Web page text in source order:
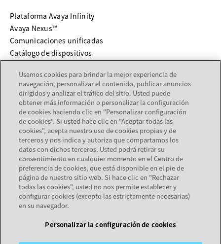
Plataforma Avaya Infinity
Avaya Nexus™
Comunicaciones unificadas
Catálogo de dispositivos
SERVICIOS Y SOPORTE
Soportese abre en una pestaña nueva
Documentaciónse abre en una pestaña nueva
Servicios
Localizador de socios
EMPRESA
Acerca de Avaya
Carreras
Usamos cookies para brindar la mejor experiencia de
navegación, personalizar el contenido, publicar anuncios
dirigidos y analizar el tráfico del sitio. Usted puede
obtener más información o personalizar la configuración
de cookies haciendo clic en "Personalizar configuración
de cookies". Si usted hace clic en "Aceptar todas las
cookies", acepta nuestro uso de cookies propias y de
terceros y nos indica y autoriza que compartamos los
datos con dichos terceros. Usted podrá retirar su
consentimiento en cualquier momento en el Centro de
preferencia de cookies, que está disponible en el pie de
página de nuestro sitio web. Si hace clic en "Rechazar
todas las cookies", usted no nos permite establecer y
configurar cookies (excepto las estrictamente necesarias)
en su navegador.
Personalizar la configuración de cookies